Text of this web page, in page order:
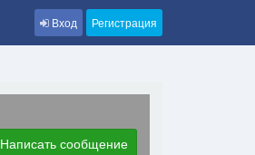
Вход Регистрация
Написать сообщение